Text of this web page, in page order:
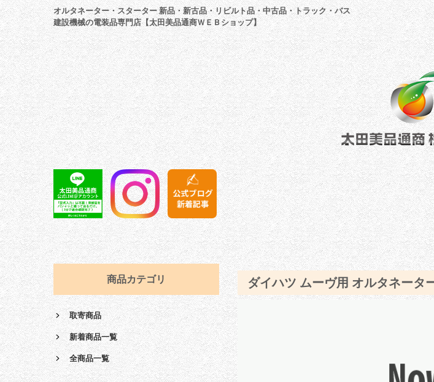
オルタネーター・スターター 新品・新古品・リビルト品・中古品・トラック・バス
建設機械の電装品専門店【太田美品通商ＷＥＢショップ】
ダイハツ ムーヴ用 オルタネータ
商品カテゴリ
取寄商品
新着商品一覧
全商品一覧